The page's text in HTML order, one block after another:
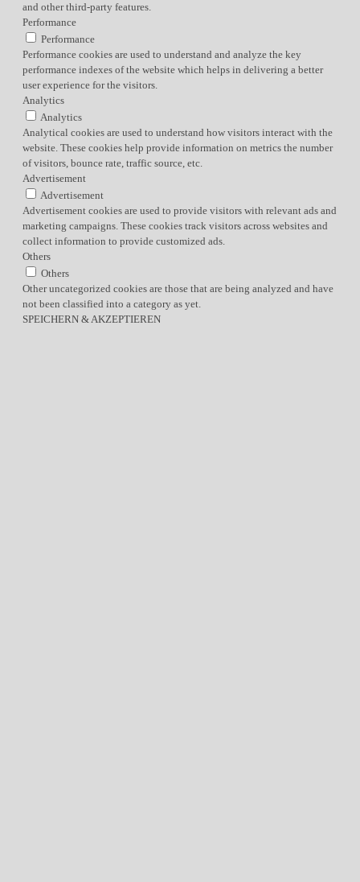
and other third-party features.
Performance
Performance
Performance cookies are used to understand and analyze the key
performance indexes of the website which helps in delivering a better
user experience for the visitors.
Analytics
Analytics
Analytical cookies are used to understand how visitors interact with the
website. These cookies help provide information on metrics the number
of visitors, bounce rate, traffic source, etc.
Advertisement
Advertisement
Advertisement cookies are used to provide visitors with relevant ads and
marketing campaigns. These cookies track visitors across websites and
collect information to provide customized ads.
Others
Others
Other uncategorized cookies are those that are being analyzed and have
not been classified into a category as yet.
SPEICHERN & AKZEPTIEREN